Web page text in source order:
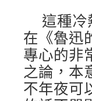
這種
在《魯迅
專心的非
之論，本
不年夜可